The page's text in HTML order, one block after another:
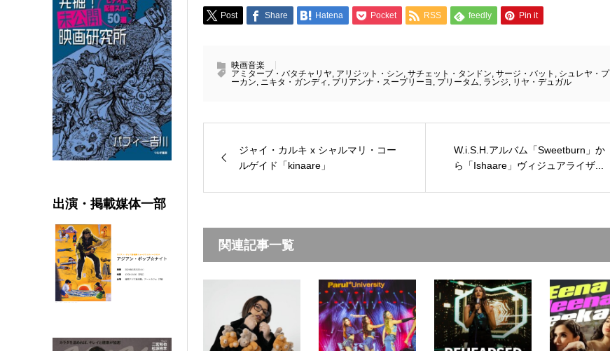
Post Share Hatena Pocket RSS feedly Pin it
映画音楽
アミターブ・バタチャリヤ アリジット・シン サチェット・タンドン サージ・バット
シュレヤ・プ
ーカン
ニキタ・ガンディ ブリアンナ・スープリーヨ プリータム ランジ リヤ・デュガル
ジャイ・カルキ x シャルマリ・コー
ルゲイド「kinaare」
W.i.S.H.アルバム「Sweetburn」か
ら「Ishaare」ヴィジュアライザ...
関連記事一覧
出演・掲載媒体一部